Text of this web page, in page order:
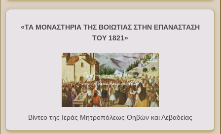
«ΤΑ ΜΟΝΑΣΤΗΡΙΑ ΤΗΣ ΒΟΙΩΤΙΑΣ ΣΤΗΝ ΕΠΑΝΑΣΤΑΣΗ
ΤΟΥ 1821»
Βίντεο της Ιεράς Μητροπόλεως Θηβών και Λεβαδείας